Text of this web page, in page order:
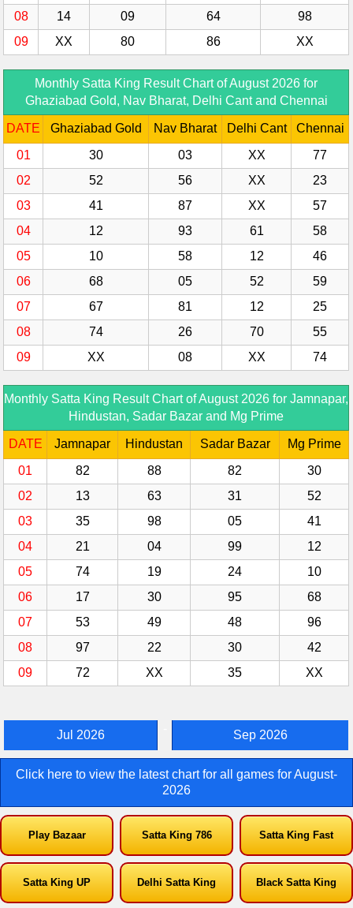
08 14 09 64
98
09
XX 80 86 XX
Monthly Satta King Result Chart of August 2026 for
Ghaziabad Gold, Nav Bharat, Delhi Cant and Chennai
DATE Ghaziabad Gold Nav Bharat Delhi Cant
Chennai
01
30 03 XX
77
02
52 56 XX
23
03
41 87 XX
57
04
12 93 61
58
05
10 58 12
46
06
68 05 52
59
07
67 81 12
25
08
74 26 70
55
09
XX 08 XX 74
Monthly Satta King Result Chart of August 2026 for Jamnapar,
Hindustan, Sadar Bazar and Mg Prime
DATE Jamnapar Hindustan Sadar Bazar
Mg Prime
01
82 88 82
30
02
13 63 31
52
03
35 98 05
41
04
21 04 99
12
05
74 19 24
10
06
17 30 95
68
07
53 49 48
96
08
97 22 30
42
09
72 XX 35 XX
Jul 2026 Sep 2026
Click here to view the latest chart for all games for August-
2026
Play Bazaar Satta King 786 Satta King Fast
Satta King UP Delhi Satta King Black Satta King